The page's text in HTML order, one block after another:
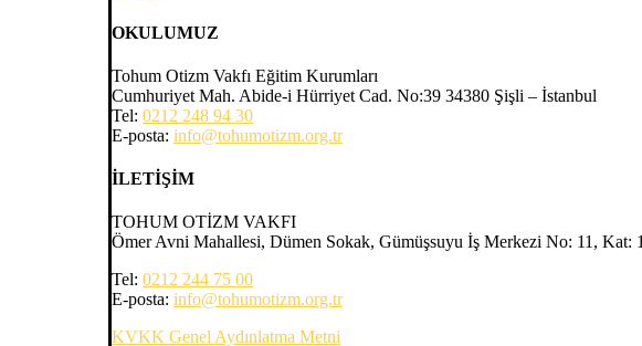
OKULUMUZ
Tohum Otizm Vakfı Eğitim Kurumları
Cumhuriyet Mah. Abide-i Hürriyet Cad. No:39 34380 Şişli – İstanbul
Tel: 0212 248 94 30
E-posta: info@tohumotizm.org.tr
İLETİŞİM
TOHUM OTİZM VAKFI
Ömer Avni Mahallesi, Dümen Sokak, Gümüşsuyu İş Merkezi No: 11, Kat:
Tel: 0212 244 75 00
E-posta: info@tohumotizm.org.tr
KVKK Genel Aydınlatma Metni